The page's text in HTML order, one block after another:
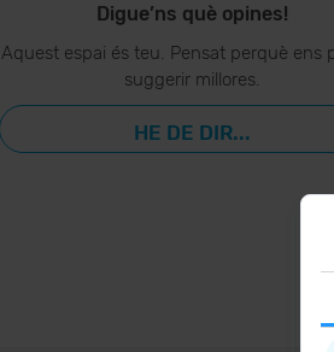
Digue’ns què opines!
Aquest espai és teu. Pensat perquè ens
suggerir millores.
HE DE DIR...